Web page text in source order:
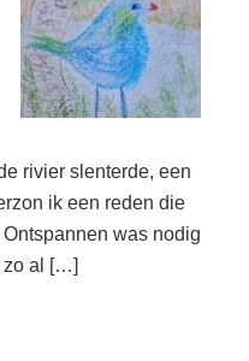
rivier slenterde, een
ik een reden die
was nodig
zo al […]